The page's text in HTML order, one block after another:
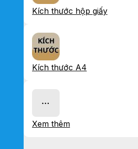
Kích thước hộp giấy
Kích thước A4
Xem thêm